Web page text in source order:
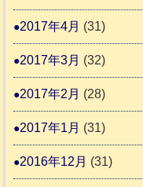
2017年4月 (31)
2017年3月 (32)
2017年2月 (28)
2017年1月 (31)
2016年12月 (31)